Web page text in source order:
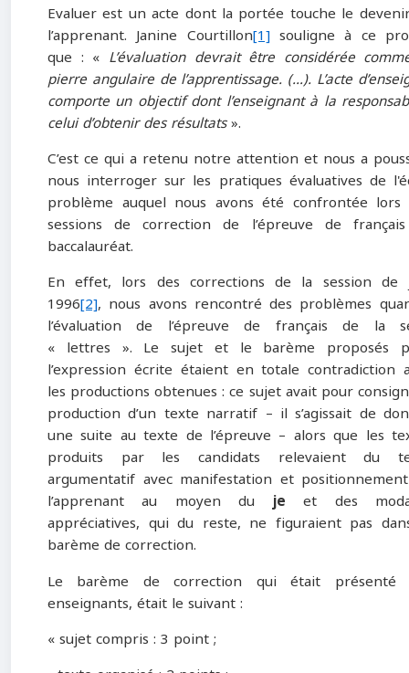
Evaluer est un acte dont la portée touche le
l’apprenant. Janine Courtillon[1]souligne à ce
que : « L’évaluation devrait être considérée
pierre angulaire de l’apprentissage. (…). L’acte
comporte un objectif dont l’enseignant à la
celui d’obtenir des résultats».
C’est ce qui a retenu notre attention et nous a
nous interroger sur les pratiques évaluatives de
problème auquel nous avons été confrontée lors
sessions de correction de l’épreuve de
baccalauréat.
En effet, lors des corrections de la session de
1996[2], nous avons rencontré des problèmes
l’évaluation de l’épreuve de français de la
« lettres ». Le sujet et le barème proposés
l’expression écrite étaient en totale contradiction
les productions obtenues : ce sujet avait pour
production d’un texte narratif – il s’agissait de
une suite au texte de l’épreuve – alors que les
produits par les candidats relevaient du
argumentatif avec manifestation et
l’apprenant au moyen duje et des
appréciatives, qui du reste, ne figuraient pas
barème de correction.
Le barème de correction qui était présenté
enseignants, était le suivant :
« sujet compris : 3 point ;